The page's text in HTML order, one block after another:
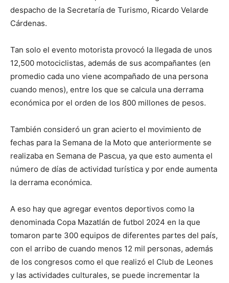
despacho de la Secretaría de Turismo, Ricardo Velarde
Cárdenas.
Tan solo el evento motorista provocó la llegada de unos
12,500 motociclistas, además de sus acompañantes (en
promedio cada uno viene acompañado de una persona
cuando menos), entre los que se calcula una derrama
económica por el orden de los 800 millones de pesos.
También consideró un gran acierto el movimiento de
fechas para la Semana de la Moto que anteriormente se
realizaba en Semana de Pascua, ya que esto aumenta el
número de días de actividad turística y por ende aumenta
la derrama económica.
A eso hay que agregar eventos deportivos como la
denominada Copa Mazatlán de futbol 2024 en la que
tomaron parte 300 equipos de diferentes partes del país,
con el arribo de cuando menos 12 mil personas, además
de los congresos como el que realizó el Club de Leones
y las actividades culturales, se puede incrementar la